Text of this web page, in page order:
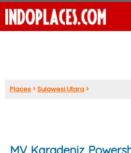
Places >Sulawesi Utara >
MV Karadeniz